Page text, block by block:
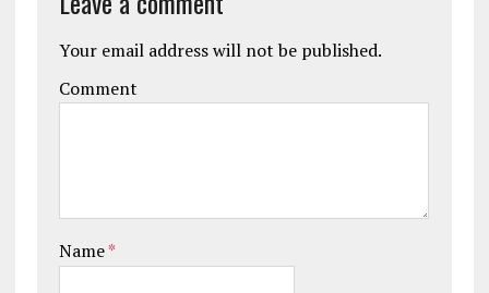
Your email address will not be published.
Comment
Name*